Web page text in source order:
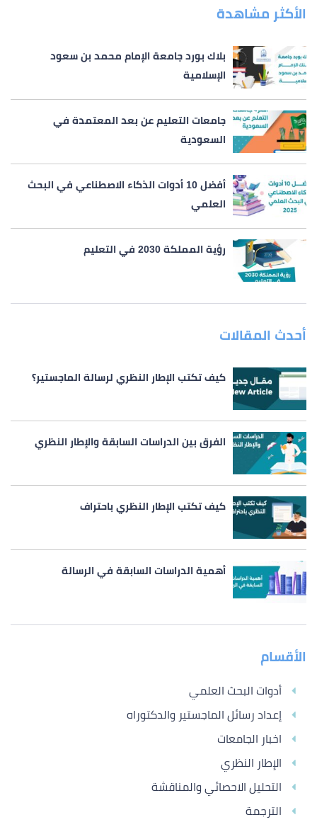
الأكثر مشاهدة
بلاك بورد جامعة الإمام محمد بن سعود
الإسلامية
جامعات التعليم عن بعد المعتمدة في
السعودية
أفضل 10 أدوات الذكاء الاصطناعي في البحث
العلمي
رؤية المملكة 2030 في التعليم
أحدث المقالات
كيف تكتب الإطار النظري لرسالة الماجستير؟
الفرق بين الدراسات السابقة والإطار النظري
كيف تكتب الإطار النظري باحتراف
أهمية الدراسات السابقة في الرسالة
الأقسام
أدوات البحث العلمي
إعداد رسائل الماجستير والدكتوراه
اخبار الجامعات
الإطار النظري
التحليل الاحصائي والمناقشة
الترجمة